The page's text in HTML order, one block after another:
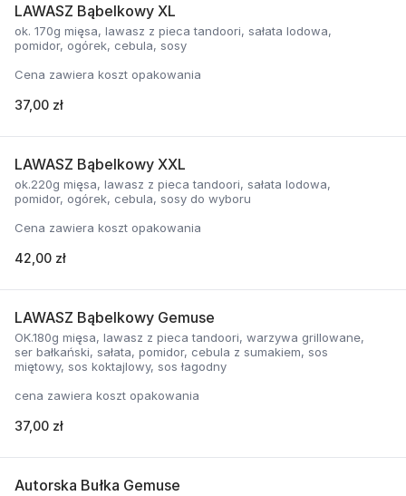
LAWASZ Bąbelkowy XL
ok. 170g mięsa, lawasz z pieca tandoori, sałata lodowa,
pomidor, ogórek, cebula, sosy
Cena zawiera koszt opakowania
37,00 zł
LAWASZ Bąbelkowy XXL
ok.220g mięsa, lawasz z pieca tandoori, sałata lodowa,
pomidor, ogórek, cebula, sosy do wyboru
Cena zawiera koszt opakowania
42,00 zł
LAWASZ Bąbelkowy Gemuse
OK.180g mięsa, lawasz z pieca tandoori, warzywa grillowane,
ser bałkański, sałata, pomidor, cebula z sumakiem, sos
miętowy, sos koktajlowy, sos łagodny
cena zawiera koszt opakowania
37,00 zł
Autorska Bułka Gemuse